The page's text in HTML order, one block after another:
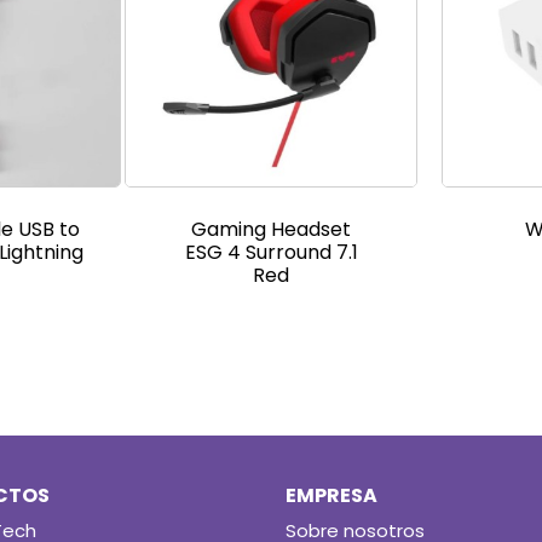
USB to
Gaming Headset
ESG 4 Surround 7.1
Red
EMPRESA
Sobre nosotros